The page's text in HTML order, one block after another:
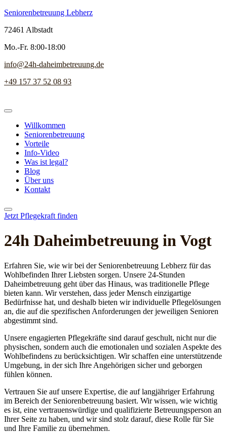
Seniorenbetreuung Lebherz
72461 Albstadt
Mo.-Fr. 8:00-18:00
info@24h-daheimbetreuung.de
+49 157 37 52 08 93
Willkommen
Seniorenbetreuung
Vorteile
Info-Video
Was ist legal?
Blog
Über uns
Kontakt
Jetzt Pflegekraft finden
24h Daheim­betreuung in Vogt
Erfahren Sie, wie wir bei der Seniorenbetreuung Lebherz für das
Wohlbefinden Ihrer Liebsten sorgen. Unsere 24-Stunden
Daheimbetreuung geht über das Hinaus, was traditionelle Pflege
bieten kann. Wir verstehen, dass jeder Mensch einzigartige
Bedürfnisse hat, und deshalb bieten wir individuelle Pflegelösungen
an, die auf die spezifischen Anforderungen der jeweiligen Senioren
abgestimmt sind.
Unsere engagierten Pflegekräfte sind darauf geschult, nicht nur die
physischen, sondern auch die emotionalen und sozialen Aspekte des
Wohlbefindens zu berücksichtigen. Wir schaffen eine unterstützende
Umgebung, in der sich Ihre Angehörigen sicher und geborgen
fühlen können.
Vertrauen Sie auf unsere Expertise, die auf langjähriger Erfahrung
im Bereich der Seniorenbetreuung basiert. Wir wissen, wie wichtig
es ist, eine vertrauenswürdige und qualifizierte Betreuungsperson an
Ihrer Seite zu haben, und wir sind stolz darauf, diese Rolle für Sie
und Ihre Familie zu übernehmen.